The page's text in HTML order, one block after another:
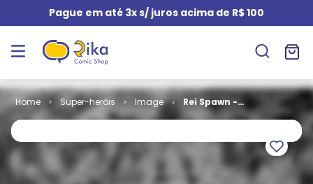
Pague em até 3x s/ juros acima de R$ 100
Super-heróis Image
Rei Spawn -
Volume 02